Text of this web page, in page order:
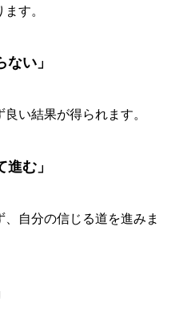
す。
い」
い結果が得られます。
む」
自分の信じる道を進みま